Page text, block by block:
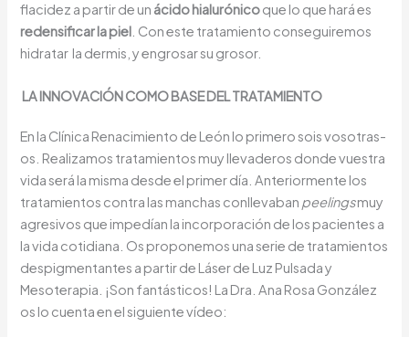
flacidez a partir de un ácido hialurónicoque lo que hará es
redensificar la piel . Con este tratamiento conseguiremos
hidratar la dermis, y engrosar su grosor.
LA INNOVACIÓN COMO BASE DEL TRATAMIENTO
En la Clínica Renacimiento de León lo primero sois vosotras-
os. Realizamos tratamientos muy llevaderos donde vuestra
vida será la misma desde el primer día. Anteriormente los
tratamientos contra las manchas conllevaban peelingsmuy
agresivos que impedían la incorporación de los pacientes a
la vida cotidiana. Os proponemos una serie de tratamientos
despigmentantes a partir de Láser de Luz Pulsada y
Mesoterapia. ¡Son fantásticos! La Dra. Ana Rosa González
os lo cuenta en el siguiente vídeo: